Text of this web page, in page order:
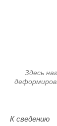
Здесь
К сведению